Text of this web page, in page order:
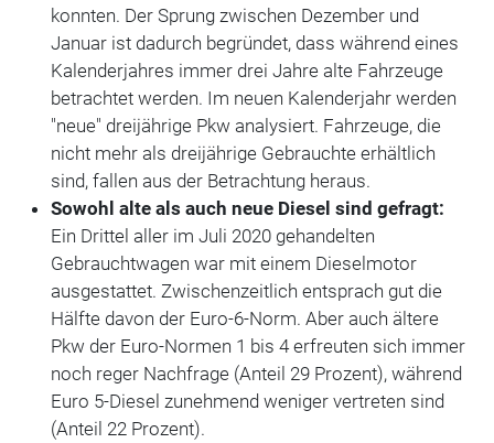
konnten. Der Sprung zwischen Dezember und
Januar ist dadurch begründet, dass während eines
Kalenderjahres immer drei Jahre alte Fahrzeuge
betrachtet werden. Im neuen Kalenderjahr werden
"neue" dreijährige Pkw analysiert. Fahrzeuge, die
nicht mehr als dreijährige Gebrauchte erhältlich
sind, fallen aus der Betrachtung heraus.
Sowohl alte als auch neue Diesel sind gefragt:
Ein Drittel aller im Juli 2020 gehandelten
Gebrauchtwagen war mit einem Dieselmotor
ausgestattet. Zwischenzeitlich entsprach gut die
Hälfte davon der Euro-6-Norm. Aber auch ältere
Pkw der Euro-Normen 1 bis 4 erfreuten sich immer
noch reger Nachfrage (Anteil 29 Prozent), während
Euro 5-Diesel zunehmend weniger vertreten sind
(Anteil 22 Prozent).